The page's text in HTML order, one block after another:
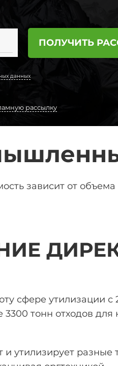
ПОЛУЧИТЬ
данных
рассылку
зависит от объема
сфере утилизации с
3300 тонн отходов
утилизирует разные